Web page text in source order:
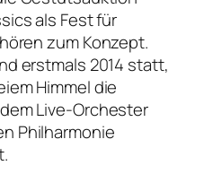
als Fest für
zum Konzept.
erstmals 2014 statt,
Himmel die
Live-Orchester
Philharmonie